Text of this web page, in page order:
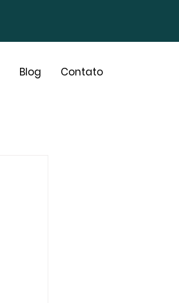
Blog Contato